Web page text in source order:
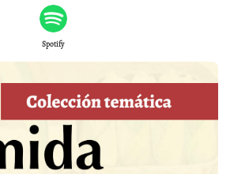
Spotify